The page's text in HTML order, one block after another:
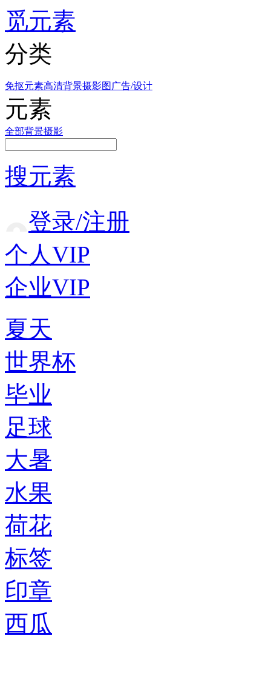
觅元素
分类
免抠元素高清背景摄影图 广告/设计
元素
全部背景摄影
搜元素
登录/注册
个人VIP
企业VIP
夏天
世界杯
毕业
足球
大暑
水果
荷花
标签
印章
西瓜